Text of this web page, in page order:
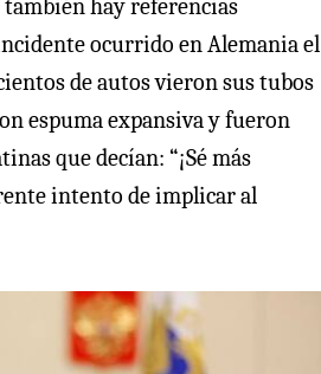
hay referencias
ocurrido en Alemania el
de autos vieron sus tubos
espuma expansiva y fueron
que decían: “¡Sé más
intento de implicar al